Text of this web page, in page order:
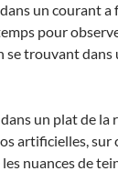
un courant a
pour
se trouvant
un plat de
artificielles, sur
nuances de